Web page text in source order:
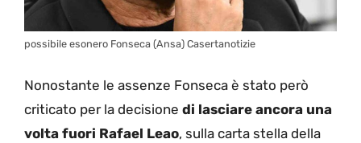
possibile esonero Fonseca (Ansa) Casertanotizie
Nonostante le assenze Fonseca è stato però
criticato per la decisione di lasciare ancora una
volta fuori Rafael Leao, sulla carta stella della